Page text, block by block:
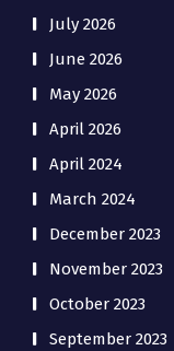
July 2026
June 2026
May 2026
April 2026
April 2024
March 2024
December 2023
November 2023
October 2023
September 2023